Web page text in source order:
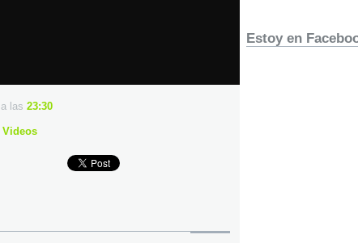
a las 23:30
Videos
Estoy en